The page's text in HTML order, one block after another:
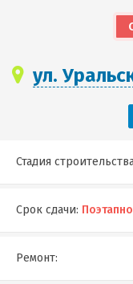
ул.
Стадия
Срок сдачи: Поэтапно
Ремонт: